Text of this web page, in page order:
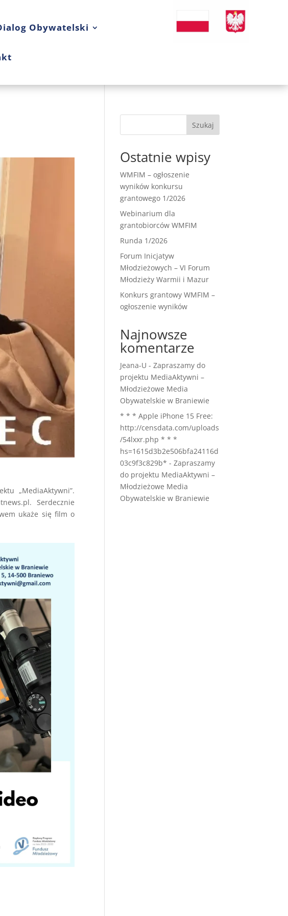
Obywatelski
„MediaAktywni”.
Serdecznie
ukaże się film o
Szukaj
Ostatnie wpisy
WMFIM – ogłoszenie
wyników konkursu
grantowego 1/2026
Webinarium dla
grantobiorców WMFIM
Runda 1/2026
Forum Inicjatyw
Młodzieżowych – VI Forum
Młodzieży Warmii i Mazur
Konkurs grantowy WMFIM –
ogłoszenie wyników
Najnowsze
komentarze
Jeana-U -Zapraszamy do
projektu MediaAktywni –
Młodzieżowe Media
Obywatelskie w Braniewie
* * * Apple iPhone 15 Free:
http://censdata.com/uploads
/54lxxr.php * * *
hs=1615d3b2e506bfa24116d
03c9f3c829b* -Zapraszamy
do projektu MediaAktywni –
Młodzieżowe Media
Obywatelskie w Braniewie